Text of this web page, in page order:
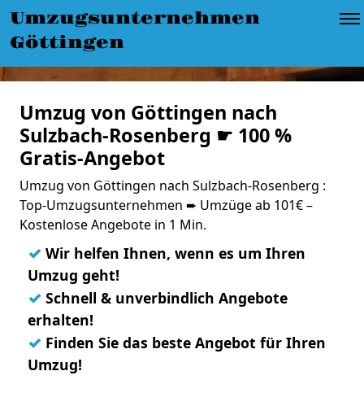
Umzugsunternehmen
Göttingen
Umzug von Göttingen nach
Sulzbach-Rosenberg ☛ 100 %
Gratis-Angebot
Umzug von Göttingen nach Sulzbach-Rosenberg :
Top-Umzugsunternehmen ➨ Umzüge ab 101€ –
Kostenlose Angebote in 1 Min.
✓ Wir helfen Ihnen, wenn es um Ihren
Umzug geht!
✓ Schnell & unverbindlich Angebote
erhalten!
✓ Finden Sie das beste Angebot für Ihren
Umzug!